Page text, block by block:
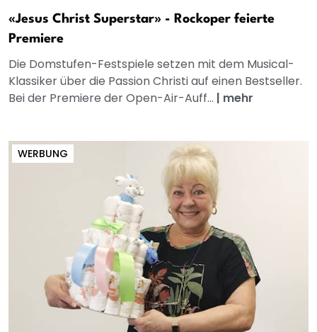
«Jesus Christ Superstar» - Rockoper feierte
Premiere
Die Domstufen-Festspiele setzen mit dem Musical-
Klassiker über die Passion Christi auf einen Bestseller.
Bei der Premiere der Open-Air-Auff... | mehr
WERBUNG